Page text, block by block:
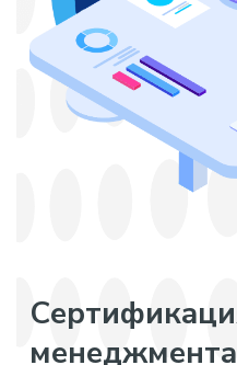
менеджмента